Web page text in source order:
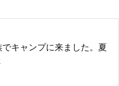
キャンプに来ました。夏